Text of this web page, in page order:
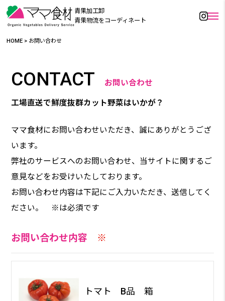
青果加工卸
青果物流をコーディネート
HOME > お問い合わせ
CONTACT お問い合わせ
工場直送で鮮度抜群カット野菜はいかが？
ママ食材にお問い合わせいただき、誠にありがとうござ
います。
弊社のサービスへのお問い合わせ、当サイトに関するご
意見などをお受けいたしております。
お問い合わせ内容は下記にご入力いただき、送信してく
ださい。 ※は必須です
お問い合わせ内容 ※
トマト B品 箱